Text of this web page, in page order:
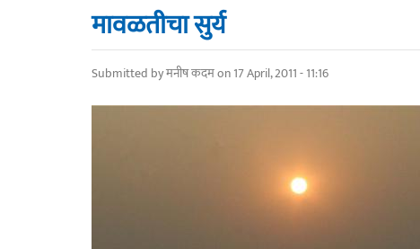
मावळतीचा सुर्य
Submitted byमनीष कदमon 17 April, 2011 - 11:16